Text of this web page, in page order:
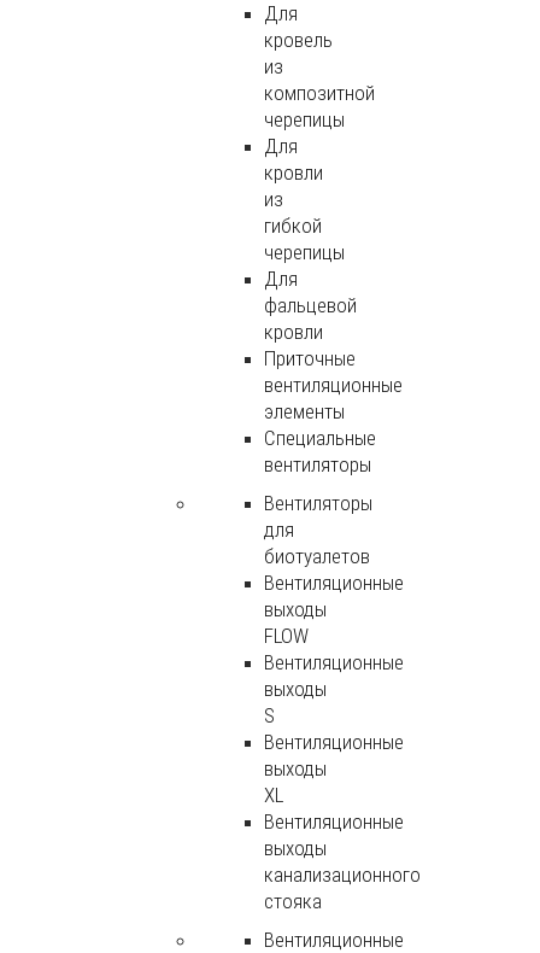
Для
кровель
из
композитной
черепицы
Для
кровли
из
гибкой
черепицы
Для
фальцевой
кровли
Приточные
вентиляционные
элементы
Специальные
вентиляторы
Вентиляторы
для
биотуалетов
Вентиляционные
выходы
FLOW
Вентиляционные
выходы
S
Вентиляционные
выходы
XL
Вентиляционные
выходы
канализационного
стояка
Вентиляционные